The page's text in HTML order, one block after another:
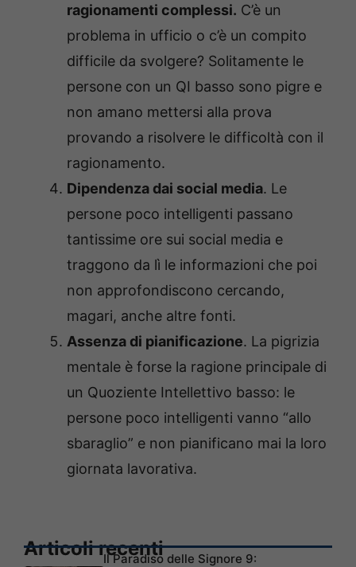
ragionamenti complessi. C’è un
problema in ufficio o c’è un compito
difficile da svolgere? Solitamente le
persone con un QI basso sono pigre e
non amano mettersi alla prova
provando a risolvere le difficoltà con il
ragionamento.
Dipendenza dai social media. Le
persone poco intelligenti passano
tantissime ore sui social media e
traggono da lì le informazioni che poi
non approfondiscono cercando,
magari, anche altre fonti.
Assenza di pianificazione. La pigrizia
mentale è forse la ragione principale di
un Quoziente Intellettivo basso: le
persone poco intelligenti vanno “allo
sbaraglio” e non pianificano mai la loro
giornata lavorativa.
Articoli recentiIl Paradiso delle Signore 9: